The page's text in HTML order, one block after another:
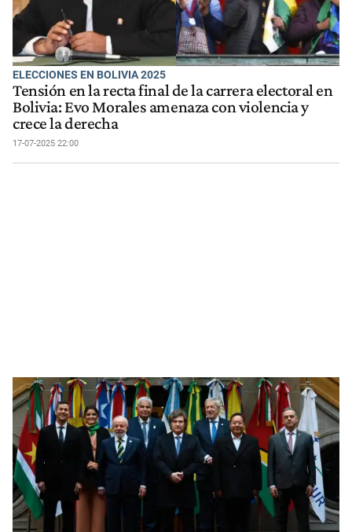
ELECCIONES EN BOLIVIA 2025
Tensión en la recta final de la carrera electoral en
Bolivia: Evo Morales amenaza con violencia y
crece la derecha
17-07-2025 22:00